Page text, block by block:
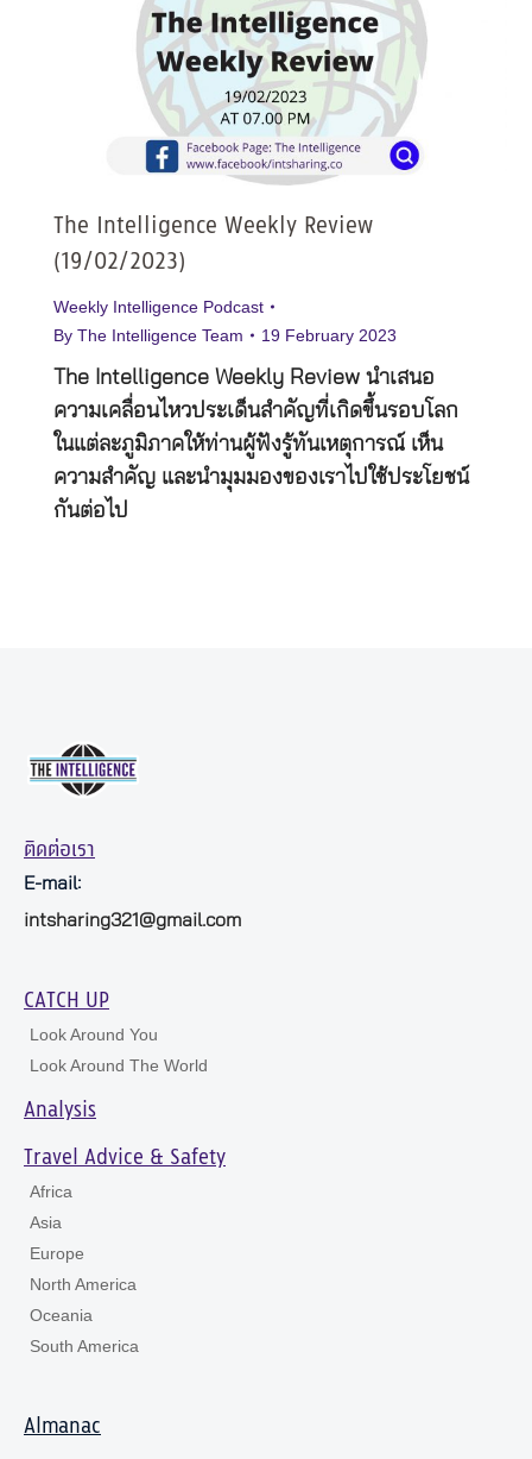
The Intelligence Weekly Review
(19/02/2023)
Weekly Intelligence Podcast
By The Intelligence Team 19 February 2023
The Intelligence Weekly Review นำเสนอ
ความเคลื่อนไหวประเด็นสำคัญที่เกิดขึ้นรอบโลก
ในแต่ละภูมิภาคให้ท่านผู้ฟังรู้ทันเหตุการณ์ เห็น
ความสำคัญ และนำมุมมองของเราไปใช้ประโยชน์
กันต่อไป
ติดต่อเรา
E-mail:
intsharing321@gmail.com
CATCH UP
Look Around You
Look Around The World
Analysis
Travel Advice & Safety
Africa
Asia
Europe
North America
Oceania
South America
Almanac